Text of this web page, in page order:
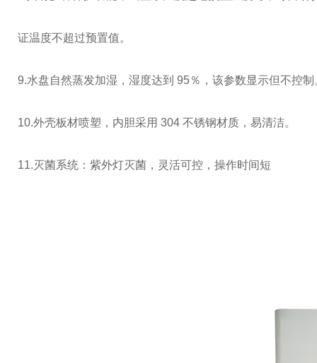
证温度不超过预置值。
9.水盘自然蒸发加湿，湿度达到 95％，该参数显示但不控制
10.外壳板材喷塑，内胆采用 304 不锈钢材质，易清洁。
11.灭菌系统：紫外灯灭菌，灵活可控，操作时间短